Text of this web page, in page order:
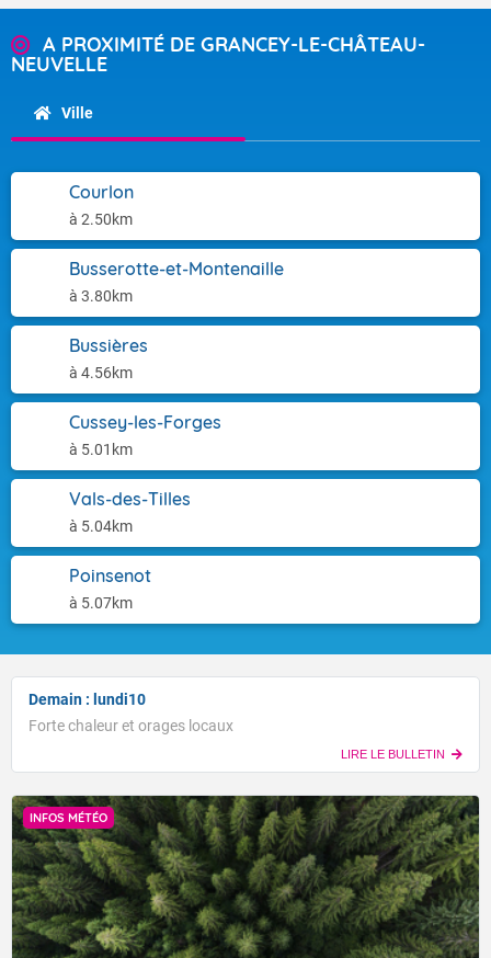
A PROXIMITÉ DE GRANCEY-LE-CHÂTEAU-
NEUVELLE
Ville
Courlon
à 2.50km
Busserotte-et-Montenaille
à 3.80km
Bussières
à 4.56km
Cussey-les-Forges
à 5.01km
Vals-des-Tilles
à 5.04km
Poinsenot
à 5.07km
Demain : lundi10
Forte chaleur et orages locaux
LIRE LE BULLETIN
INFOS MÉTÉO